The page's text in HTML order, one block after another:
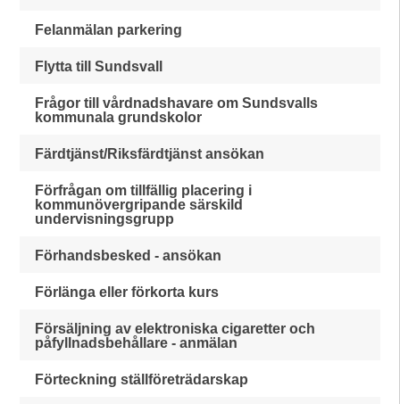
Felanmälan parkering
Flytta till Sundsvall
Frågor till vårdnadshavare om Sundsvalls
kommunala grundskolor
Färdtjänst/Riksfärdtjänst ansökan
Förfrågan om tillfällig placering i
kommunövergripande särskild
undervisningsgrupp
Förhandsbesked - ansökan
Förlänga eller förkorta kurs
Försäljning av elektroniska cigaretter och
påfyllnadsbehållare - anmälan
Förteckning ställföreträdarskap